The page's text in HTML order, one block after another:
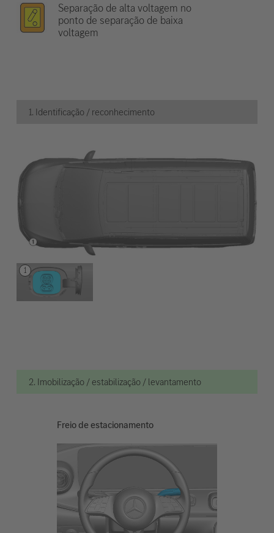
Separação de alta voltagem no
ponto de separação de baixa
voltagem
1. Identificação / reconhecimento
2. Imobilização / estabilização / levantamento
Freio de estacionamento